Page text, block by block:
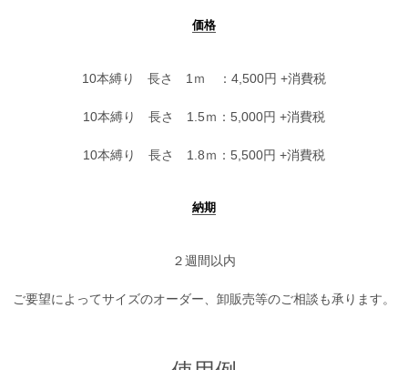
価格
10本縛り 長さ 1ｍ ：4,500円 +消費税
10本縛り 長さ 1.5ｍ：5,000円 +消費税
10本縛り 長さ 1.8ｍ：5,500円 +消費税
納期
２週間以内
ご要望によってサイズのオーダー、卸販売等のご相談も承ります。